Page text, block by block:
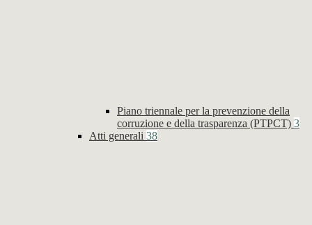
Piano triennale per la prevenzione della
corruzione e della trasparenza (PTPCT) 3
Atti generali 38